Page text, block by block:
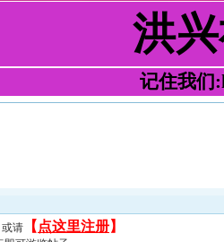
洪
记住我们
请 【 点这里注册】